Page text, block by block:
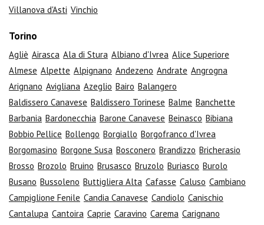
Villanova d'Asti Vinchio
Torino
Agliè Airasca Ala di Stura Albiano d'Ivrea Alice Superiore
Almese Alpette Alpignano Andezeno Andrate Angrogna
Arignano Avigliana Azeglio Bairo Balangero
Baldissero Canavese Baldissero Torinese Balme Banchette
Barbania Bardonecchia Barone Canavese Beinasco Bibiana
Bobbio Pellice Bollengo Borgiallo Borgofranco d'Ivrea
Borgomasino Borgone Susa Bosconero Brandizzo Bricherasio
Brosso Brozolo Bruino Brusasco Bruzolo Buriasco Burolo
Busano Bussoleno Buttigliera Alta Cafasse Caluso Cambiano
Campiglione Fenile Candia Canavese Candiolo Canischio
Cantalupa Cantoira Caprie Caravino Carema Carignano